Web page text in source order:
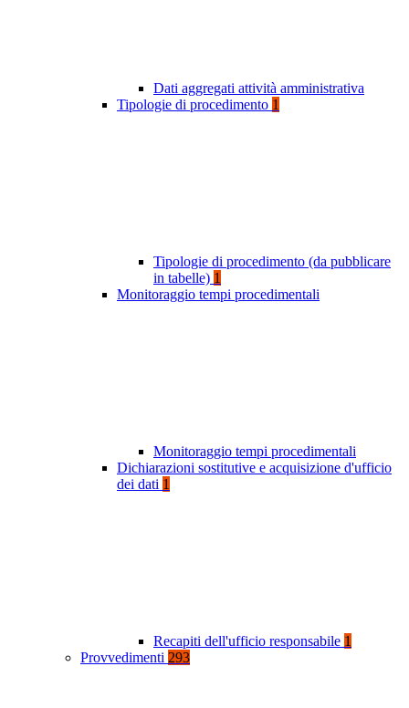
Dati aggregati attività amministrativa
Tipologie di procedimento 1
Tipologie di procedimento (da pubblicare
in tabelle) 1
Monitoraggio tempi procedimentali
Monitoraggio tempi procedimentali
Dichiarazioni sostitutive e acquisizione d'ufficio
dei dati 1
Recapiti dell'ufficio responsabile 1
Provvedimenti 293